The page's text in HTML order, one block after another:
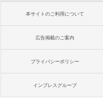
本サイトのご利用について
広告掲載のご案内
プライバシーポリシー
インプレスグループ